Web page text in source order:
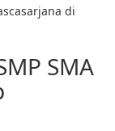
di
SMA